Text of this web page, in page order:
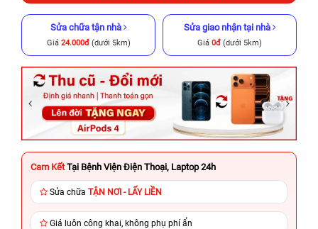
Sửa chữa tận nhà
Giá 24.000đ(dưới 5km)
Sửa giao nhận tại nhà
Giá 0đ (dưới 5km)
Cam Kết Tại Bệnh Viện Điện Thoại, Laptop 24h
Sửa chữa TẬN NƠI - LẤY LIỀN
Giá luôn công khai, không phụ phí ẩn